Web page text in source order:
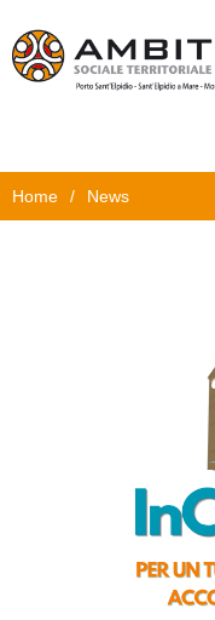
Home
Chi Siamo
Home / News